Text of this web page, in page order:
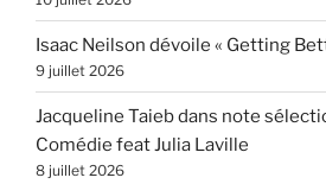
Isaac Neilson dévoile « Getting
9 juillet 2026
Jacqueline Taieb dans note
Comédie feat Julia Laville
8 juillet 2026